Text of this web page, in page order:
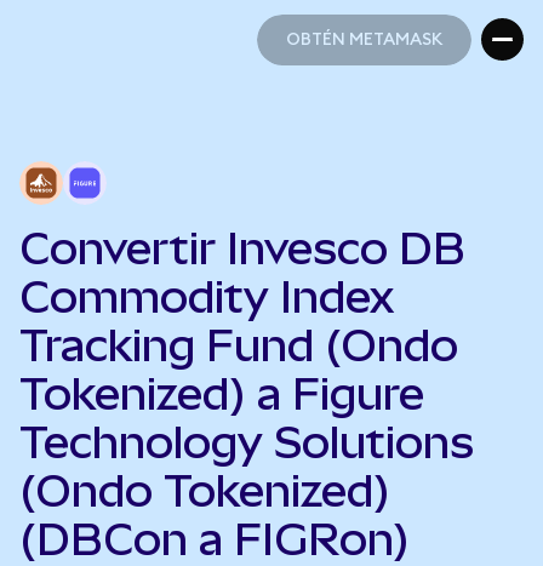
OBTÉN METAMASK
Convertir Invesco DB
Commodity Index
Tracking Fund (Ondo
Tokenized) a Figure
Technology Solutions
(Ondo Tokenized)
(DBCon a FIGRon)